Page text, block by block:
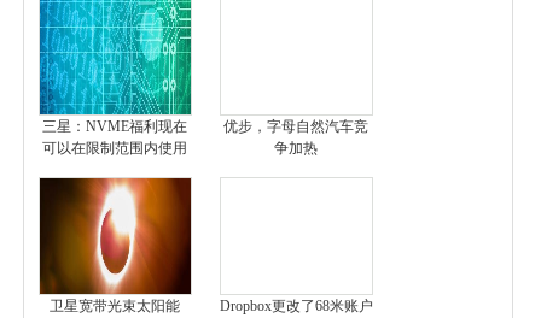
三星：NVME福利现在
可以在限制范围内使用
优步，字母自然汽车竞
争加热
卫星宽带光束太阳能
Dropbox更改了68米账户